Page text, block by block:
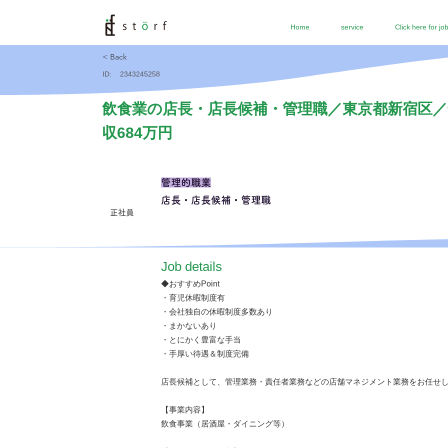
Home service Click here for
< Back
ID: 2343245258
飲食業の店長・店長候補・管理職／東京都新宿区
収684万円
正社員
管理的職業
店長・店長候補・管理職
​Job details
◆おすすめPoint
・育児休暇制度有
・会社独自の休暇制度多数あり
・まかないあり
・とにかく豊富な手当
・手厚い待遇＆制度完備
店長候補として、管理業務・責任者業務などの店舗マネジメント業務をお任せ
【事業内容】
飲食事業（居酒屋・ダイニング等）